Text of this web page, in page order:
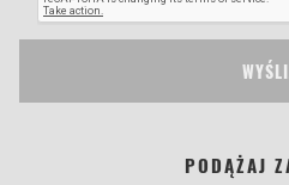
PODĄŻAJ